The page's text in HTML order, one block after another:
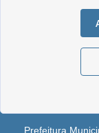
Prefeitura